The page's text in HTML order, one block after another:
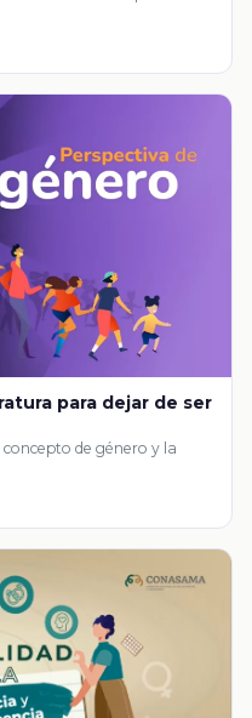
concepto de género y la